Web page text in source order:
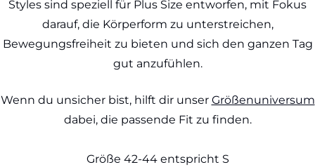
Styles sind speziell für Plus Size entworfen, mit Fokus
darauf, die Körperform zu unterstreichen,
Bewegungsfreiheit zu bieten und sich den ganzen Tag
gut anzufühlen.
Wenn du unsicher bist, hilft dir unser Größenuniversum
dabei, die passende Fit zu finden.
Größe 42-44 entspricht S